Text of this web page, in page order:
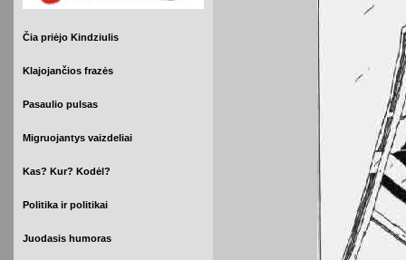
Čia priėjo Kindziulis
Klajojančios frazės
Pasaulio pulsas
Migruojantys vaizdeliai
Kas? Kur? Kodėl?
Politika ir politikai
Juodasis humoras